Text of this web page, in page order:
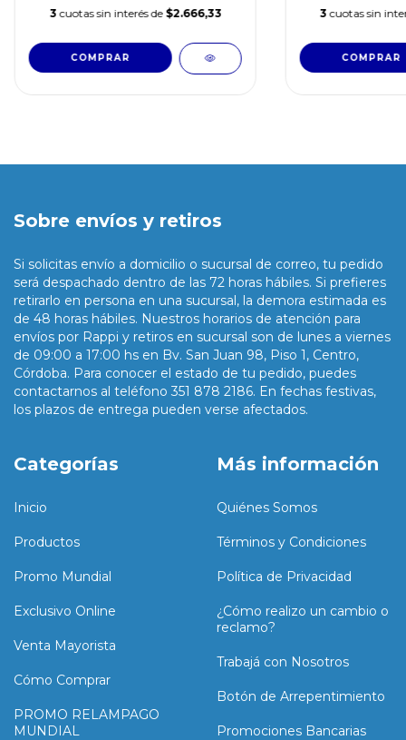
3 cuotas sin interés de $2.666,33
3 cuotas sin
Sobre envíos y retiros
Si solicitas envío a domicilio o sucursal de correo, tu pedido
será despachado dentro de las 72 horas hábiles. Si prefieres
retirarlo en persona en una sucursal, la demora estimada es
de 48 horas hábiles. Nuestros horarios de atención para
envíos por Rappi y retiros en sucursal son de lunes a viernes
de 09:00 a 17:00 hs en Bv. San Juan 98, Piso 1, Centro,
Córdoba. Para conocer el estado de tu pedido, puedes
contactarnos al teléfono 351 878 2186. En fechas festivas,
los plazos de entrega pueden verse afectados.
Categorías
Inicio
Productos
Promo Mundial
Exclusivo Online
Venta Mayorista
Cómo Comprar
PROMO RELAMPAGO
MUNDIAL
Más información
Quiénes Somos
Términos y Condiciones
Política de Privacidad
¿Cómo realizo un cambio o
reclamo?
Trabajá con Nosotros
Botón de Arrepentimiento
Promociones Bancarias